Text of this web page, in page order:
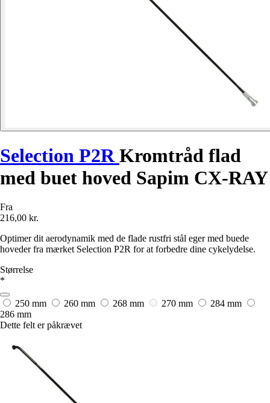
Selection P2R Kromtråd flad
med buet hoved Sapim CX-RAY
Fra
216,00 kr.
Optimer dit aerodynamik med de flade rustfri stål eger med buede
hoveder fra mærket Selection P2R for at forbedre dine cykelydelse.
Størrelse
*
250 mm 260 mm 268 mm 270 mm
284 mm
286 mm
Dette felt er påkrævet